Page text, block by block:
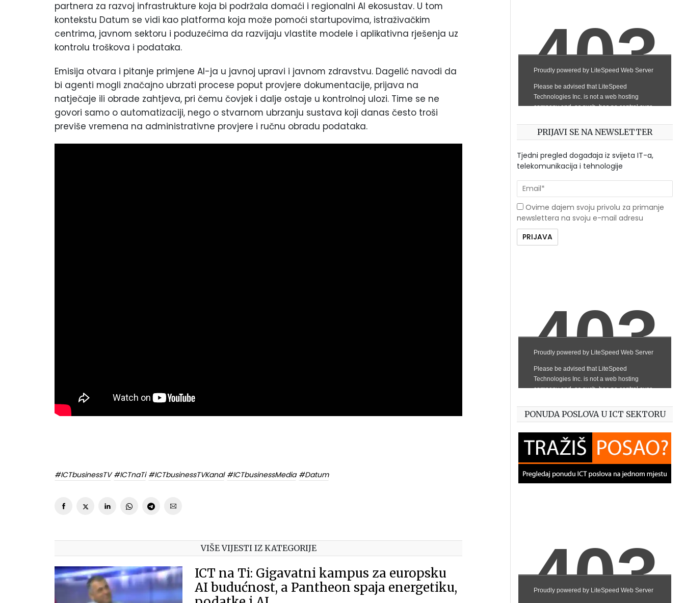
partnera za razvoj infrastrukture koja bi podržala domaći i regionalni AI ekosustav. U tom
kontekstu Datum se vidi kao platforma koja može pomoći startupovima, istraživačkim
centrima, javnom sektoru i poduzećima da razvijaju vlastite modele i aplikativna rješenja uz
kontrolu troškova i podataka.
Emisija otvara i pitanje primjene AI-ja u javnoj upravi i javnom zdravstvu. Dagelić navodi da
bi agenti mogli značajno ubrzati procese poput provjere dokumentacije, prijava na
natječaje ili obrade zahtjeva, pri čemu čovjek i dalje ostaje u kontrolnoj ulozi. Time se ne
govori samo o automatizaciji, nego o stvarnom ubrzanju sustava koji danas često troši
previše vremena na administrativne provjere i ručnu obradu podataka.
#ICTbusinessTV #ICTnaTi #ICTbusinessTVKanal #ICTbusinessMedia #Datum
VIŠE VIJESTI IZ KATEGORIJE
ICT na Ti: Gigavatni kampus za europsku
AI budućnost, a Pantheon spaja energetiku,
PRIJAVI SE NA NEWSLETTER
Tjedni pregled događaja iz svijeta IT-a,
telekomunikacija i tehnologije
Ovime dajem svoju privolu za primanje
newslettera na svoju e-mail adresu
PONUDA POSLOVA U ICT SEKTORU